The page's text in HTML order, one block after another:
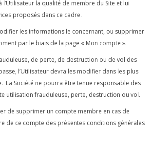
l’Utilisateur la qualité de membre du Site et lui
proposés dans ce cadre.
les informations le concernant, ou supprimer
par le biais de la page « Mon compte ».
de perte, de destruction ou de vol des
l’Utilisateur devra les modifier dans les plus
La Société ne pourra être tenue responsable des
utilisation frauduleuse, perte, destruction ou vol.
de supprimer un compte membre en cas de
de ce compte des présentes conditions générales